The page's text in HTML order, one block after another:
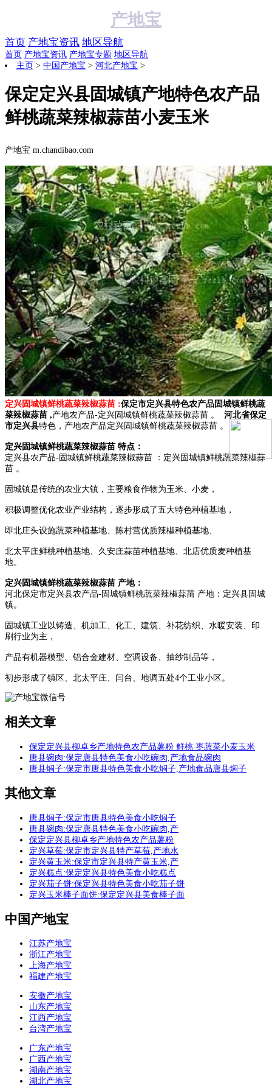
产地宝
首页 产地宝资讯 地区导航
首页 产地宝资讯 产地宝专题 地区导航
主页 > 中国产地宝 > 河北产地宝 >
保定定兴县固城镇产地特色农产品
鲜桃蔬菜辣椒蒜苗小麦玉米
产地宝 m.chandibao.com
定兴固城镇鲜桃蔬菜辣椒蒜苗 :保定市定兴县特色农产品固城镇鲜桃蔬
菜辣椒蒜苗 ,产地农产品-定兴固城镇鲜桃蔬菜辣椒蒜苗 。
河北省保定
市定兴县特色，产地农产品定兴固城镇鲜桃蔬菜辣椒蒜苗 。
定兴固城镇鲜桃蔬菜辣椒蒜苗 特点：
定兴县农产品-固城镇鲜桃蔬菜辣椒蒜苗 ：定兴固城镇鲜桃蔬菜辣椒蒜
苗 。
固城镇是传统的农业大镇，主要粮食作物为玉米、小麦，
积极调整优化农业产业结构，逐步形成了五大特色种植基地，
即北庄头设施蔬菜种植基地、陈村营优质辣椒种植基地、
北太平庄鲜桃种植基地、久安庄蒜苗种植基地、北店优质麦种植基
地。
定兴固城镇鲜桃蔬菜辣椒蒜苗 产地：
河北保定市定兴县农产品-固城镇鲜桃蔬菜辣椒蒜苗 产地：定兴县固城
镇。
固城镇工业以铸造、机加工、化工、建筑、补花纺织、水暖安装、印
刷行业为主，
产品有机器模型、铝合金建材、空调设备、抽纱制品等，
初步形成了镇区、北太平庄、闫台、地调五处4个工业小区。
相关文章
保定定兴县柳卓乡产地特色农产品薯粉 鲜桃 枣蔬菜小麦玉米
唐县碗肉:保定唐县特色美食小吃碗肉,产地食品碗肉
唐县焖子:保定市唐县特色美食小吃焖子,产地食品唐县焖子
其他文章
唐县焖子:保定市唐县特色美食小吃焖子
唐县碗肉:保定唐县特色美食小吃碗肉,产
保定定兴县柳卓乡产地特色农产品薯粉
定兴草莓:保定市定兴县特产草莓,产地水
定兴黄玉米:保定市定兴县特产黄玉米,产
定兴糕点:保定定兴县特色美食小吃糕点
定兴茄子饼:保定兴县特色美食小吃茄子饼
定兴玉米棒子面饼:保定定兴县美食棒子面
中国产地宝
江苏产地宝
浙江产地宝
上海产地宝
福建产地宝
安徽产地宝
山东产地宝
江西产地宝
台湾产地宝
广东产地宝
广西产地宝
湖南产地宝
湖北产地宝